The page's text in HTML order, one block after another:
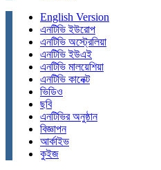
English Version
এনটিভি ইউরোপ
এনটিভি অস্ট্রেলিয়া
এনটিভি ইউএই
এনটিভি মালয়েশিয়া
এনটিভি কানেক্ট
ভিডিও
ছবি
এনটিভির অনুষ্ঠান
বিজ্ঞাপন
আর্কাইভ
কুইজ